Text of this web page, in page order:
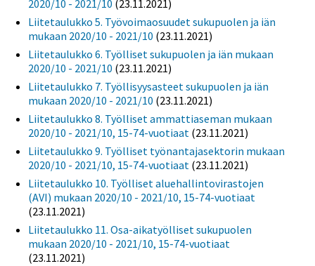
2020/10 - 2021/10 (23.11.2021)
Liitetaulukko 5. Työvoimaosuudet sukupuolen ja iän
mukaan 2020/10 - 2021/10 (23.11.2021)
Liitetaulukko 6. Työlliset sukupuolen ja iän mukaan
2020/10 - 2021/10 (23.11.2021)
Liitetaulukko 7. Työllisyysasteet sukupuolen ja iän
mukaan 2020/10 - 2021/10 (23.11.2021)
Liitetaulukko 8. Työlliset ammattiaseman mukaan
2020/10 - 2021/10, 15-74-vuotiaat (23.11.2021)
Liitetaulukko 9. Työlliset työnantajasektorin mukaan
2020/10 - 2021/10, 15-74-vuotiaat (23.11.2021)
Liitetaulukko 10. Työlliset aluehallintovirastojen
(AVI) mukaan 2020/10 - 2021/10, 15-74-vuotiaat
(23.11.2021)
Liitetaulukko 11. Osa-aikatyölliset sukupuolen
mukaan 2020/10 - 2021/10, 15-74-vuotiaat
(23.11.2021)